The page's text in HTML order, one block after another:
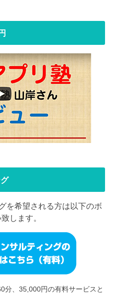
を希望される方は以下のボ
します。
、35,000円の有料サービスと